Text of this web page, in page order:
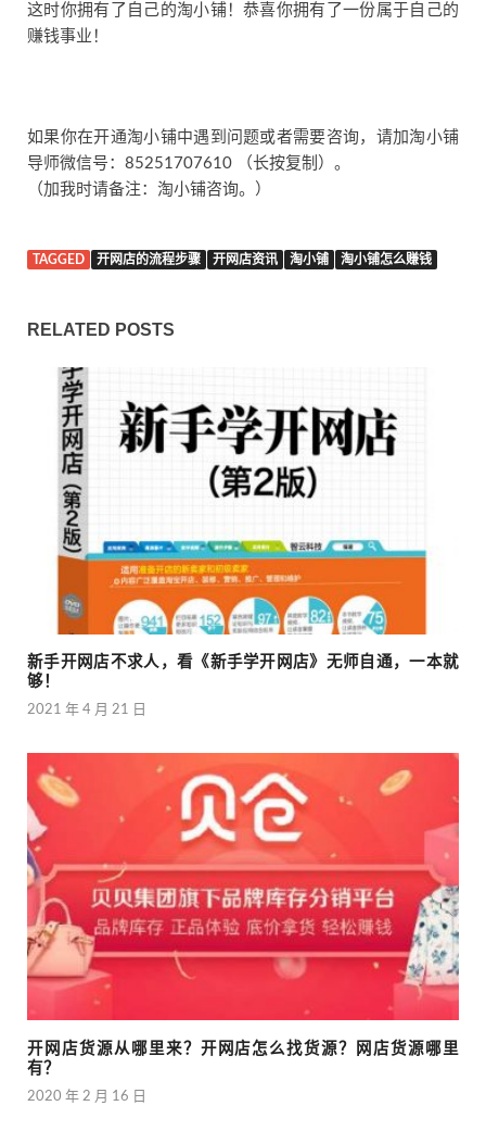
这时你拥有了自己的淘小铺！恭喜你拥有了一份属于自己的
赚钱事业！
如果你在开通淘小铺中遇到问题或者需要咨询，请加淘小铺
导师微信号：85251707610 （长按复制）。
（加我时请备注：淘小铺咨询。）
TAGGED 开网店的流程步骤 开网店资讯 淘小铺 淘小铺怎么赚钱
RELATED POSTS
新手开网店不求人，看《新手学开网店》无师自通，一本就
够！
2021 年 4 月 21 日
开网店货源从哪里来？开网店怎么找货源？网店货源哪里
有？
2020 年 2 月 16 日